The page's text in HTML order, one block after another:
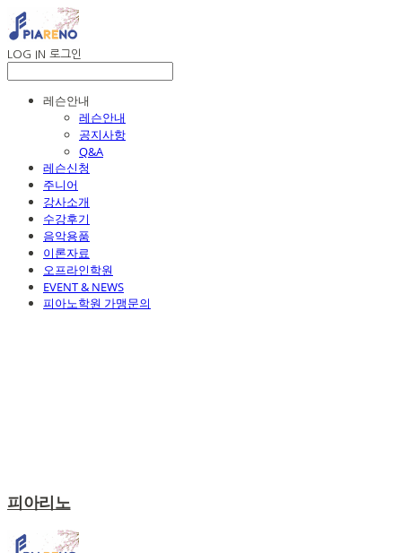
LOG IN 로그인
레슨안내
레슨안내
공지사항
Q&A
레슨신청
주니어
강사소개
수강후기
음악용품
이론자료
오프라인학원
EVENT & NEWS
피아노학원 가맹문의
피아리노